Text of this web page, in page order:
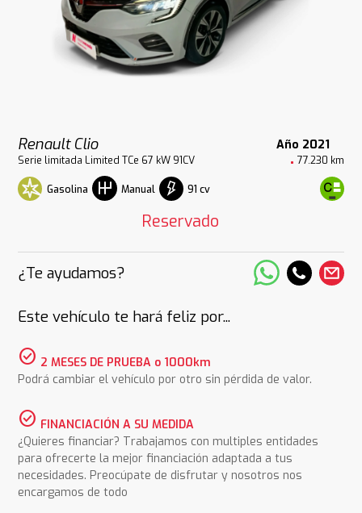
Renault Clio Año 2021
Serie limitada Limited TCe 67 kW 91CV 77.230 km
Gasolina Manual 91 cv
Reservado
¿Te ayudamos?
Este vehículo te hará feliz por...
check_circle 2 MESES DE PRUEBA o 1000km
Podrá cambiar el vehículo por otro sin pérdida de valor.
check_circle FINANCIACIÓN A SU MEDIDA
¿Quieres financiar? Trabajamos con multiples entidades
para ofrecerte la mejor financiación adaptada a tus
necesidades. Preocúpate de disfrutar y nosotros nos
encargamos de todo